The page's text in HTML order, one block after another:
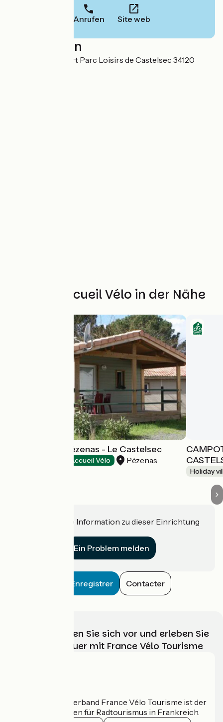
Anrufen Site web
Localisation
Rue Louis Audibert Parc Loisirs de Castelsec 34120
Weitere Accueil Vélo in der Nähe
Campotel de Pézenas - Le Castelsec
Accueil Vélo Pézenas
Holiday
Haben Sie eine Information zu dieser Einrichtung
Ein Problem melden
Enregistrer Contacter
Wählen, bereiten Sie sich vor und erleben Sie
Ihr Radabenteuer mit France Vélo Tourisme
Der nationale Verband France Vélo Tourisme ist der
offizielle Leitfaden für Radtourismus in Frankreich.